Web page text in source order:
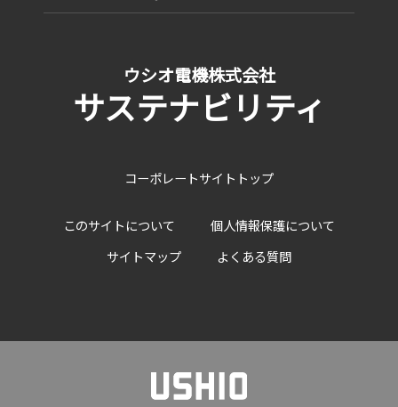
ウシオ電機株式会社
サステナビリティ
コーポレートサイトトップ
このサイトについて
個人情報保護について
サイトマップ
よくある質問